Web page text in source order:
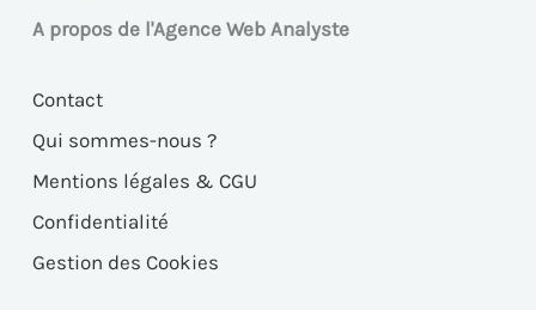
A propos de l'Agence Web Analyste
Contact
Qui sommes-nous ?
Mentions légales & CGU
Confidentialité
Gestion des Cookies